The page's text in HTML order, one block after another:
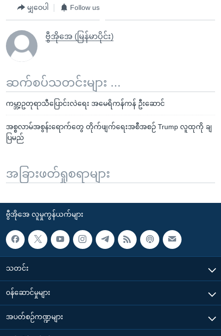
မျှဝေပါ Follow us
ဗွီအိုအေ (မြန်မာပိုင်း)
ဆက်စပ်သတင်းများ ...
ကမ္ဘာ့ဥတုရာသီပြောင်းလဲရေး အမေရိကန်ကန် ဦးဆောင်
အစ္စလာမ်အစွန်းရောက်တွေ တိုက်ဖျက်ရေးအစီအစဉ် Trump လူထုကို ချ
ပြမည်
အခြားဖတ်ရှုစရာများ
ဗွီအိုအေ လူမှုကွန်ယက်များ
သတင်း
၀န်ဆောင်မှုများ
အပတ်စဉ်ကဏ္ဍများ